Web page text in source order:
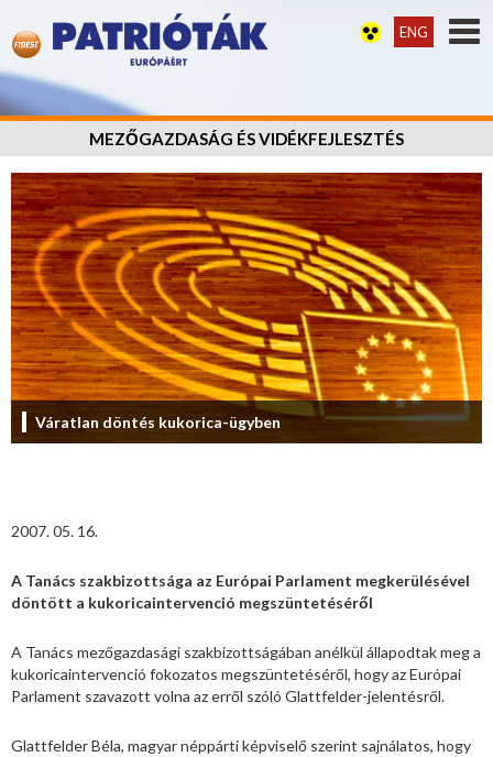
ENG
MEZŐGAZDASÁG ÉS VIDÉKFEJLESZTÉS
Váratlan döntés kukorica-ügyben
2007. 05. 16.
A Tanács szakbizottsága az Európai Parlament megkerülésével
döntött a kukoricaintervenció megszüntetéséről
A Tanács mezőgazdasági szakbizottságában anélkül állapodtak meg a
kukoricaintervenció fokozatos megszüntetéséről, hogy az Európai
Parlament szavazott volna az erről szóló Glattfelder-jelentésről.
Glattfelder Béla, magyar néppárti képviselő szerint sajnálatos, hogy